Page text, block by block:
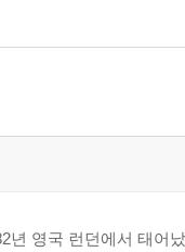
년 영국 런던에서 태어